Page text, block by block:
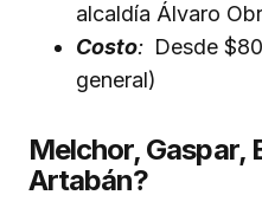
alcaldía Álvaro
Costo: Desde
general)
Melchor, Gaspar,
Artabán?